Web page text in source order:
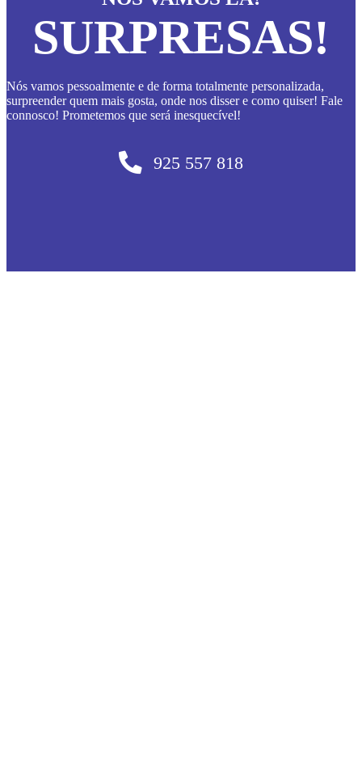
SURPRESAS!
Nós vamos pessoalmente e de forma totalmente personalizada,
surpreender quem mais gosta, onde nos disser e como quiser! Fale
connosco! Prometemos que será inesquecível!
925 557 818